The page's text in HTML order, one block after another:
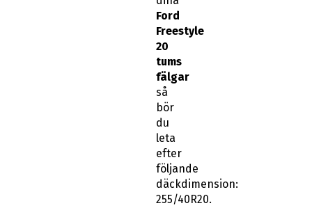
Ford
Freestyle
20
tums
fälgar
så
bör
du
leta
efter
följande
däckdimension:
255/40R20.